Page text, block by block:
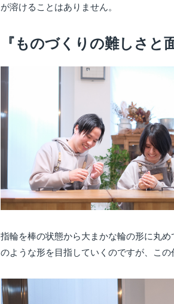
が溶けることはありません。
『ものづくりの難しさと
指輪を棒の状態から大まかな輪の形に丸
のような形を目指していくのですが、こ